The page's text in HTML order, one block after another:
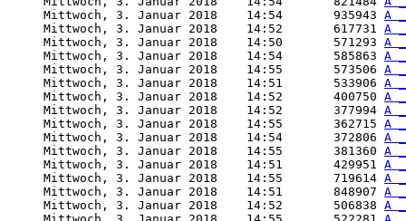
     Mittwoch, 3. Januar 2018    14:54       935943
A
     Mittwoch, 3. Januar 2018    14:52       617731
A
     Mittwoch, 3. Januar 2018    14:50       571293
A
     Mittwoch, 3. Januar 2018    14:54       585863
A
     Mittwoch, 3. Januar 2018    14:55       573506
A
     Mittwoch, 3. Januar 2018    14:51       533906
A
     Mittwoch, 3. Januar 2018    14:52       400750
A
     Mittwoch, 3. Januar 2018    14:52       377994
A
     Mittwoch, 3. Januar 2018    14:55       362715
A
     Mittwoch, 3. Januar 2018    14:54       372806
A
     Mittwoch, 3. Januar 2018    14:55       381360
A
     Mittwoch, 3. Januar 2018    14:51       429951
A
     Mittwoch, 3. Januar 2018    14:55       719614
A
     Mittwoch, 3. Januar 2018    14:51       848907
A
     Mittwoch, 3. Januar 2018    14:52       506838
A